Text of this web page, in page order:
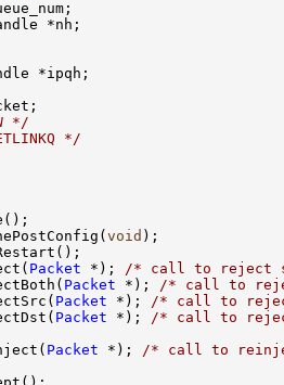
*nh;
*ipqh;
*/
*/
void );
Packet *);
/* call to reject
Packet *);
/* call to
Packet *);
/* call to
Packet *);
/* call to
Packet *);
/* call to